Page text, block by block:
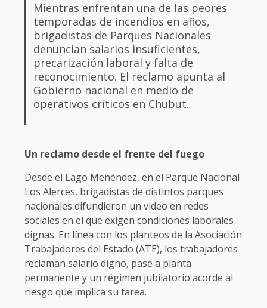
Mientras enfrentan una de las peores
temporadas de incendios en años,
brigadistas de Parques Nacionales
denuncian salarios insuficientes,
precarización laboral y falta de
reconocimiento. El reclamo apunta al
Gobierno nacional en medio de
operativos críticos en Chubut.
Un reclamo desde el frente del fuego
Desde el Lago Menéndez, en el Parque Nacional
Los Alerces, brigadistas de distintos parques
nacionales difundieron un video en redes
sociales en el que exigen condiciones laborales
dignas. En línea con los planteos de la Asociación
Trabajadores del Estado (ATE), los trabajadores
reclaman salario digno, pase a planta
permanente y un régimen jubilatorio acorde al
riesgo que implica su tarea.